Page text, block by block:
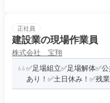
正社員
建設業の現場作業員
株式会社 宝翔
✅足場組立✅足場解体✅
あり！✅土日休み！✅残